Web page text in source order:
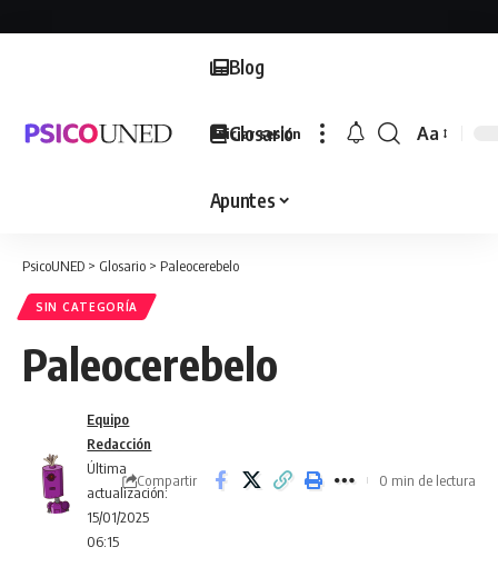
Blog
Glosario
Apuntes
Iniciar sesión
Font
Aa
PsicoUNED > Glosario > Paleocerebelo
SIN CATEGORÍA
Paleocerebelo
Última
actualización:
15/01/2025
06:15
Equipo
Redacción
Compartir 0 min de lectura